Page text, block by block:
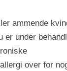
ammende
er under
over for